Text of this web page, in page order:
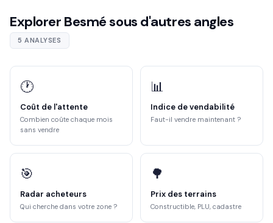
Explorer Besmé sous d'autres angles
5 ANALYSES
🕐
Coût de l'attente
Combien coûte chaque mois
sans vendre
📊
Indice de vendabilité
Faut-il vendre maintenant ?
🎯
Radar acheteurs
Qui cherche dans votre zone ?
🌳
Prix des terrains
Constructible, PLU, cadastre